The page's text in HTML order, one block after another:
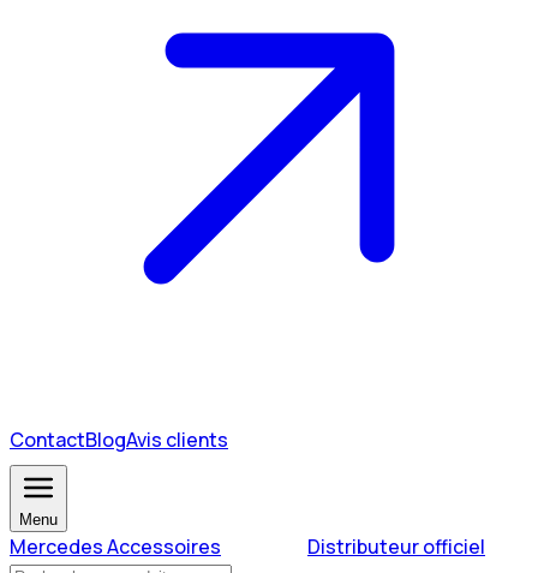
ContactBlogAvis clients
Menu
Mercedes Accessoires Distributeur officiel